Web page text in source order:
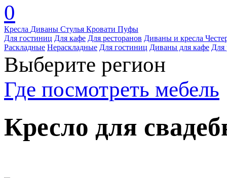
0
Кресла Диваны Стулья Кровати Пуфы
Для гостиниц Для кафе Для ресторанов Диваны и кресла
Раскладные Нераскладные Для гостиниц Диваны для кафе Для
Выберите регион
Где посмотреть мебель
Кресло для